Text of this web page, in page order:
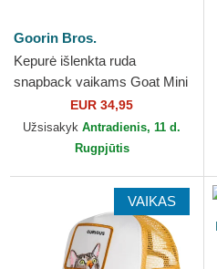
Goorin Bros.
Kepurė išlenkta ruda
snapback vaikams Goat Mini
The Farm Goorin Bros.
EUR 34,95
Užsisakyk Antradienis, 11 d.
Rugpjūtis
VAIKAS